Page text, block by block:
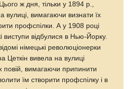
ж дня, тільки у 1894 р.,
вулиці, вимагаючи визнати їх
профспілки. А у 1908 році
виступи відбулися в Нью-Йорку.
німецькі революціонерки
Цеткін вивела на вулиці
повій, вимагаючи припинити
їм створити профспілку і в